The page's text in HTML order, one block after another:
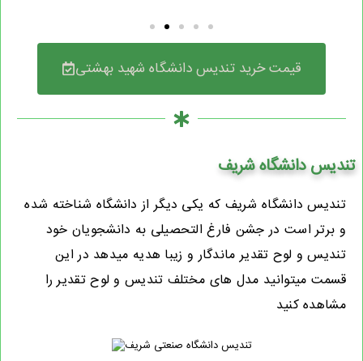
قیمت خرید تندیس دانشگاه شهید بهشتی
تندیس دانشگاه شریف
تندیس دانشگاه شریف که یکی دیگر از دانشگاه شناخته شده
و برتر است در جشن فارغ التحصیلی به دانشجویان خود
تندیس و لوح تقدیر ماندگار و زیبا هدیه میدهد در این
قسمت میتوانید مدل های مختلف تندیس و لوح تقدیر را
مشاهده کنید